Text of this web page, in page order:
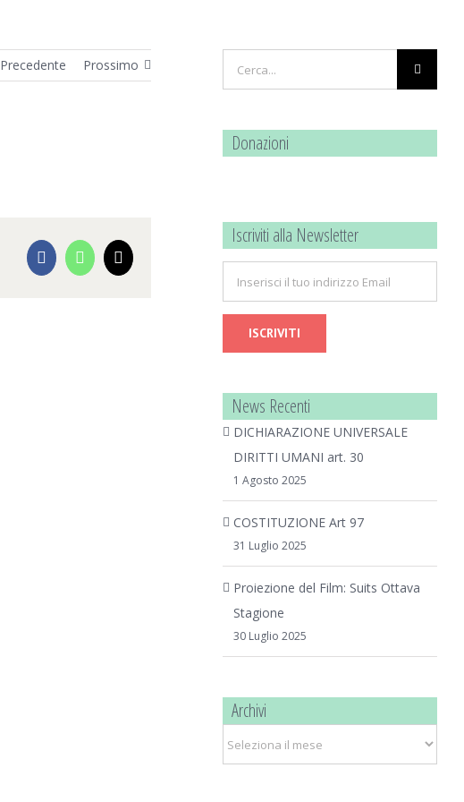
Precedente Prossimo
FacebookWhatsApp
Email
per:
Donazioni
Iscriviti alla Newsletter
News Recenti
DICHIARAZIONE UNIVERSALE
DIRITTI UMANI art. 30
1 Agosto 2025
COSTITUZIONE Art 97
31 Luglio 2025
Proiezione del Film: Suits Ottava
Stagione
30 Luglio 2025
Archivi